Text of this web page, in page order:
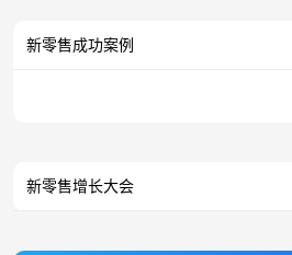
新零售成功案例
新零售增长大会